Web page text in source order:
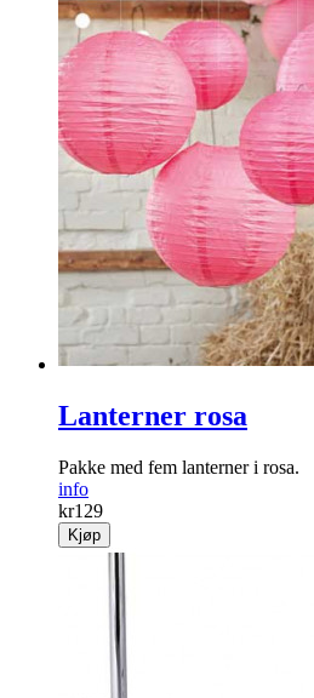
Lanterner rosa
Pakke med fem lanterner i rosa.
info
kr129
Kjøp